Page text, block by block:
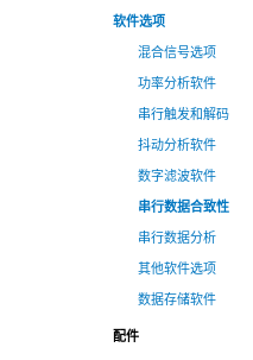
软件选项
混合信号选项
功率分析软件
串行触发和解码
抖动分析软件
数字滤波软件
串行数据合致性
串行数据分析
其他软件选项
数据存储软件
配件